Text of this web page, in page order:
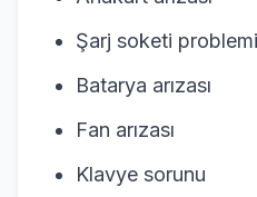
Şarj soketi problemi
Batarya arızası
Fan arızası
Klavye sorunu